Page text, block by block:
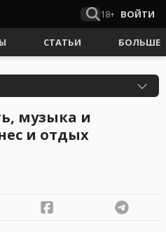
18+ ВОЙТИ
СТАТЬИ БОЛЬШЕ
музыка и
и отдых